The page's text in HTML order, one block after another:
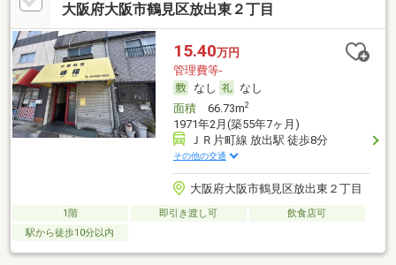
大阪府大阪市鶴見区放出東２丁目
15.40万円
管理費等-
なし
なし
面積66.73m2
1971年2月(築55年7ヶ月)
ＪＲ片町線 放出駅 徒歩8分
その他の交通
大阪府大阪市鶴見区放出東２丁目
1階 即引き渡し可
飲食店可
駅から徒歩10分以内